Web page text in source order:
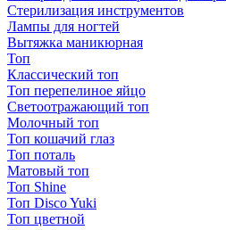
Стерилизация инструментов
Лампы для ногтей
Вытяжка маникюрная
Топ
Классический топ
Топ перепелиное яйцо
Светоотражающий топ
Молочный топ
Топ кошачий глаз
Топ поталь
Матовый топ
Топ Shine
Топ Disco Yuki
Топ цветной